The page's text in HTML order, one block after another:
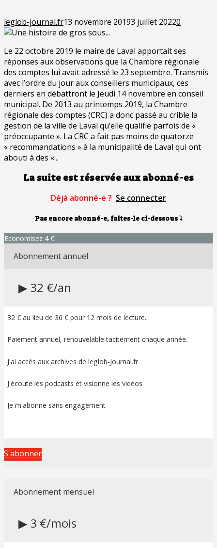
leglob-journal.fr13 novembre 20193 juillet 20220
Le 22 octobre 2019 le maire de Laval apportait ses
réponses aux observations que la Chambre régionale
des comptes lui avait adressé le 23 septembre. Transmis
avec l’ordre du jour aux conseillers municipaux, ces
derniers en débattront le Jeudi 14 novembre en conseil
municipal. De 2013 au printemps 2019, la Chambre
régionale des comptes (CRC) a donc passé au crible la
gestion de la ville de Laval qu’elle qualifie parfois de «
préoccupante ». La CRC a fait pas moins de quatorze
« recommandations » à la municipalité de Laval qui ont
abouti à des «...
La suite est réservée aux abonné-es
Déjà abonné-e ? Se connecter
Pas encore abonné-e, faites-le ci-dessous⤵
Economisez 4 €
Abonnement annuel
▶ 32 €/an
32 € au lieu de 36 € pour 12 mois de lecture.
Paiement annuel, renouvelable tacitement chaque année.
J'ai accès aux archives de leglob-Journal.fr
J'écoute les podcasts et visionne les vidéos
Je m'abonne sans engagement
S'abonner
Abonnement mensuel
▶ 3 €/mois